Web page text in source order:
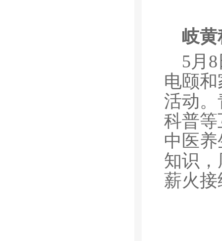
岐
5月
电颐
活动
科普
中医
知识
薪火